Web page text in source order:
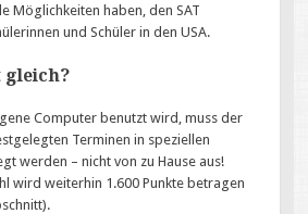
Möglichkeiten haben, den SAT
und Schüler in den USA.
gleich?
Computer benutzt wird, muss der
Terminen in speziellen
werden – nicht von zu Hause aus!
wird weiterhin 1.600 Punkte betragen